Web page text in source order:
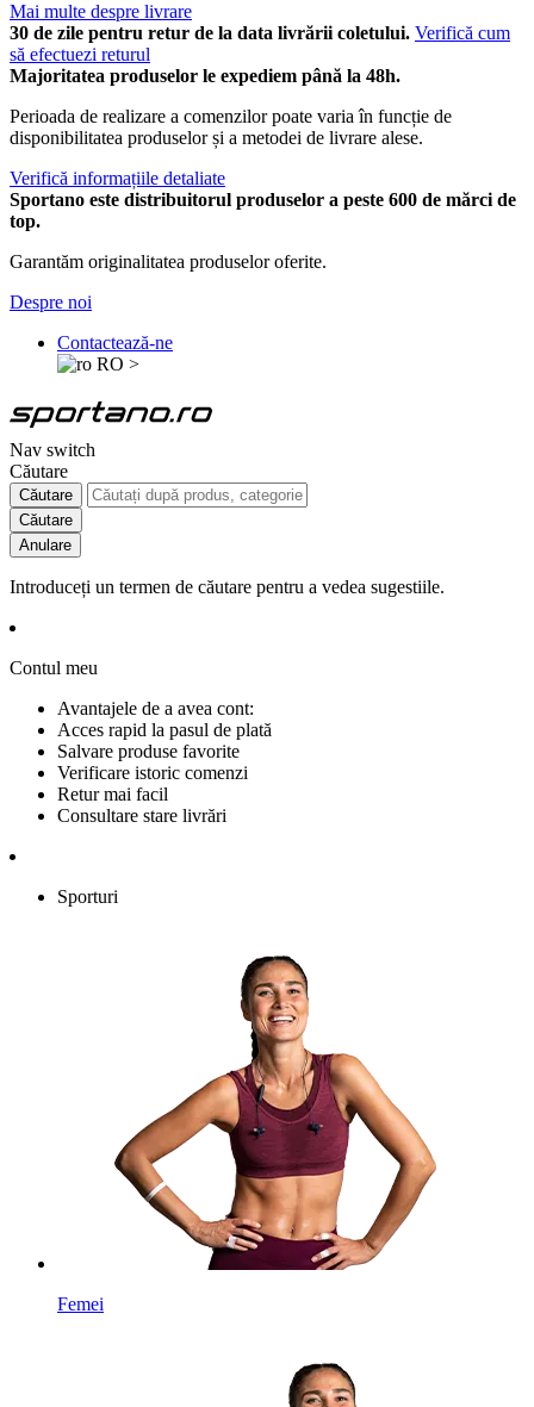
Mai multe despre livrare
30 de zile pentru retur de la data livrării coletului. Verifică cum
să efectuezi returul
Majoritatea produselor le expediem până la 48h.
Perioada de realizare a comenzilor poate varia în funcție de
disponibilitatea produselor și a metodei de livrare alese.
Verifică informațiile detaliate
Sportano este distribuitorul produselor a peste 600 de mărci de
top.
Garantăm originalitatea produselor oferite.
Despre noi
Contactează-ne
RO >
Nav switch
Căutare
Căutare
Căutare
Anulare
Introduceți un termen de căutare pentru a vedea sugestiile.
Contul meu
Avantajele de a avea cont:
Acces rapid la pasul de plată
Salvare produse favorite
Verificare istoric comenzi
Retur mai facil
Consultare stare livrări
Sporturi
Femei